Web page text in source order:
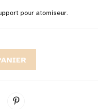
pour atomiseur.